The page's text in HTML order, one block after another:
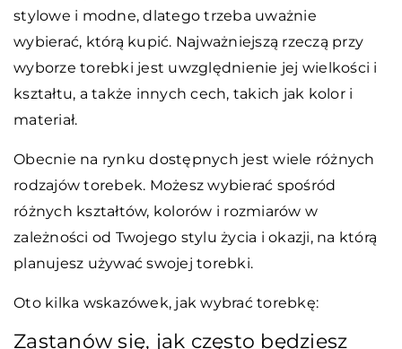
stylowe i modne, dlatego trzeba uważnie
wybierać, którą kupić. Najważniejszą rzeczą przy
wyborze torebki jest uwzględnienie jej wielkości i
kształtu, a także innych cech, takich jak kolor i
materiał.
Obecnie na rynku dostępnych jest wiele różnych
rodzajów torebek. Możesz wybierać spośród
różnych kształtów, kolorów i rozmiarów w
zależności od Twojego stylu życia i okazji, na którą
planujesz używać swojej torebki.
Oto kilka wskazówek, jak wybrać torebkę:
Zastanów się, jak często będziesz